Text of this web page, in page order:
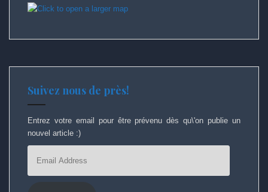
Suivez nous de près!
Entrez votre email pour être prévenu dès qu\'on publie un
nouvel article :)
Address